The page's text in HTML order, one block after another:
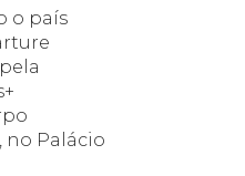
o país
no Palácio